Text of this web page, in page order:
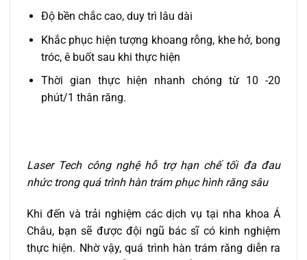
Độ bền chắc cao, duy trì lâu dài
Khắc phục hiện tượng khoang rỗng, khe hở, bong
tróc, ê buốt sau khi thực hiện
Thời gian thực hiện nhanh chóng từ 10 -20
phút/1 thân răng.
Laser Tech công nghệ hỗ trợ hạn chế tối đa đau
nhức trong quá trình hàn trám phục hình răng sâu
Khi đến và trải nghiệm các dịch vụ tại nha khoa Á
Châu, bạn sẽ được đội ngũ bác sĩ có kinh nghiệm
thực hiện. Nhờ vậy, quá trình hàn trám răng diễn ra